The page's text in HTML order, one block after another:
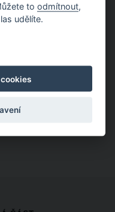
toodmítnout,
udělíte.